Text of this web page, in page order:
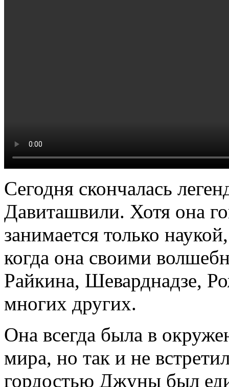
Сегодня скончалась
Давиташвили. Хотя она
занимается только
когда она своими
Райкина, Шеварднадзе,
многих других.
Она всегда была в
мира, но так и не
гордостью Джуны был